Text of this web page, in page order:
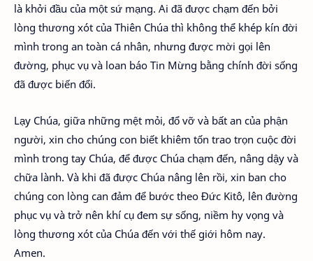
là khởi đầu của một sứ mạng. Ai đã được chạm đến bởi
lòng thương xót của Thiên Chúa thì không thể khép kín đời
mình trong an toàn cá nhân, nhưng được mời gọi lên
đường, phục vụ và loan báo Tin Mừng bằng chính đời sống
đã được biến đổi.
Lạy Chúa, giữa những mệt mỏi, đổ vỡ và bất an của phận
người, xin cho chúng con biết khiêm tốn trao trọn cuộc đời
mình trong tay Chúa, để được Chúa chạm đến, nâng dậy và
chữa lành. Và khi đã được Chúa nâng lên rồi, xin ban cho
chúng con lòng can đảm để bước theo Đức Kitô, lên đường
phục vụ và trở nên khí cụ đem sự sống, niềm hy vọng và
lòng thương xót của Chúa đến với thế giới hôm nay.
Amen.